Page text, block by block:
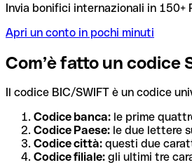
Invia bonifici internazionali in 150+
Apri un conto in pochi minuti
Com’è fatto un codice
Il codice BIC/SWIFT è un codice
Codice banca: le prime
Codice Paese: le due lettere
Codice città: questi due
Codice filiale: gli ultimi tre